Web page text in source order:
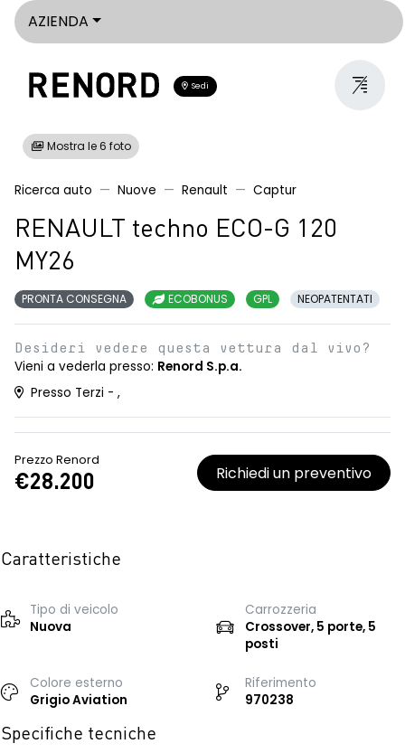
AZIENDA
Sedi
Mostra le 6 foto
Ricerca auto Nuove Renault Captur
RENAULT techno ECO-G 120
MY26
PRONTA CONSEGNA ECOBONUS GPL NEOPATENTATI
Desideri vedere questa vettura dal vivo?
Vieni a vederla presso: Renord S.p.a.
Presso Terzi - ,
Prezzo Renord
€28.200 Richiedi un preventivo
Caratteristiche
Tipo di veicolo
Nuova
Carrozzeria
Crossover, 5 porte, 5
posti
Colore esterno
Grigio Aviation
Riferimento
970238
Specifiche tecniche